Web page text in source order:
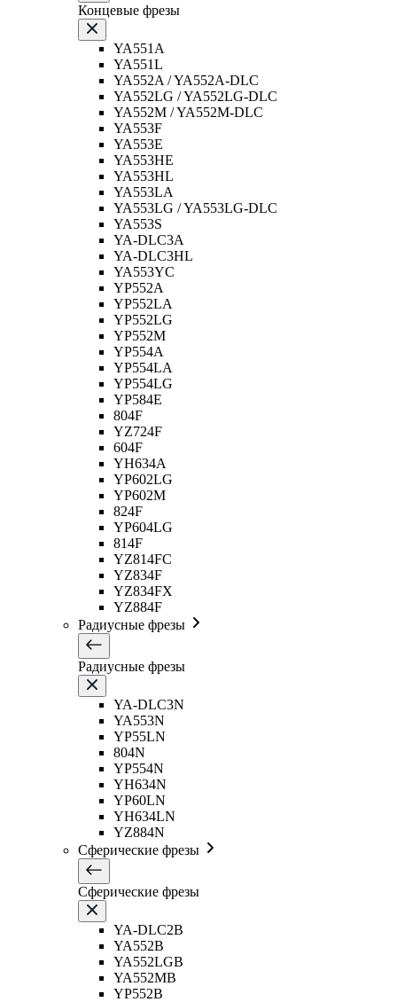
Концевые фрезы
YA551A
YA551L
YA552A / YA552A-DLC
YA552LG / YA552LG-DLC
YA552M / YA552M-DLC
YA553F
YA553E
YA553HE
YA553HL
YA553LA
YA553LG / YA553LG-DLC
YA553S
YA-DLC3A
YA-DLC3HL
YA553YC
YP552A
YP552LA
YP552LG
YP552M
YP554A
YP554LA
YP554LG
YP584E
804F
YZ724F
604F
YH634A
YP602LG
YP602M
824F
YP604LG
814F
YZ814FC
YZ834F
YZ834FX
YZ884F
Радиусные фрезы
Радиусные фрезы
YA-DLC3N
YA553N
YP55LN
804N
YP554N
YH634N
YP60LN
YH634LN
YZ884N
Сферические фрезы
Сферические фрезы
YA-DLC2B
YA552B
YA552LGB
YA552MB
YP552B